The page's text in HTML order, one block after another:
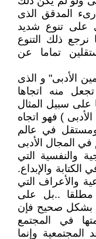
المدقق الذى
على تنوع شديد
نرجع ذلك التنوع
تماما عن
الأدبى" و الذى
منه اتجاها
سبيل المثال
) فهو اتجاه
في عالم
في المجال الأدبى
والنفسية التي
الكتابة والإبداع.
والأعراف التي
مطلقا ..بل على
بشكل صحيح فإن
في المجتمع
المجتمعية وإنما